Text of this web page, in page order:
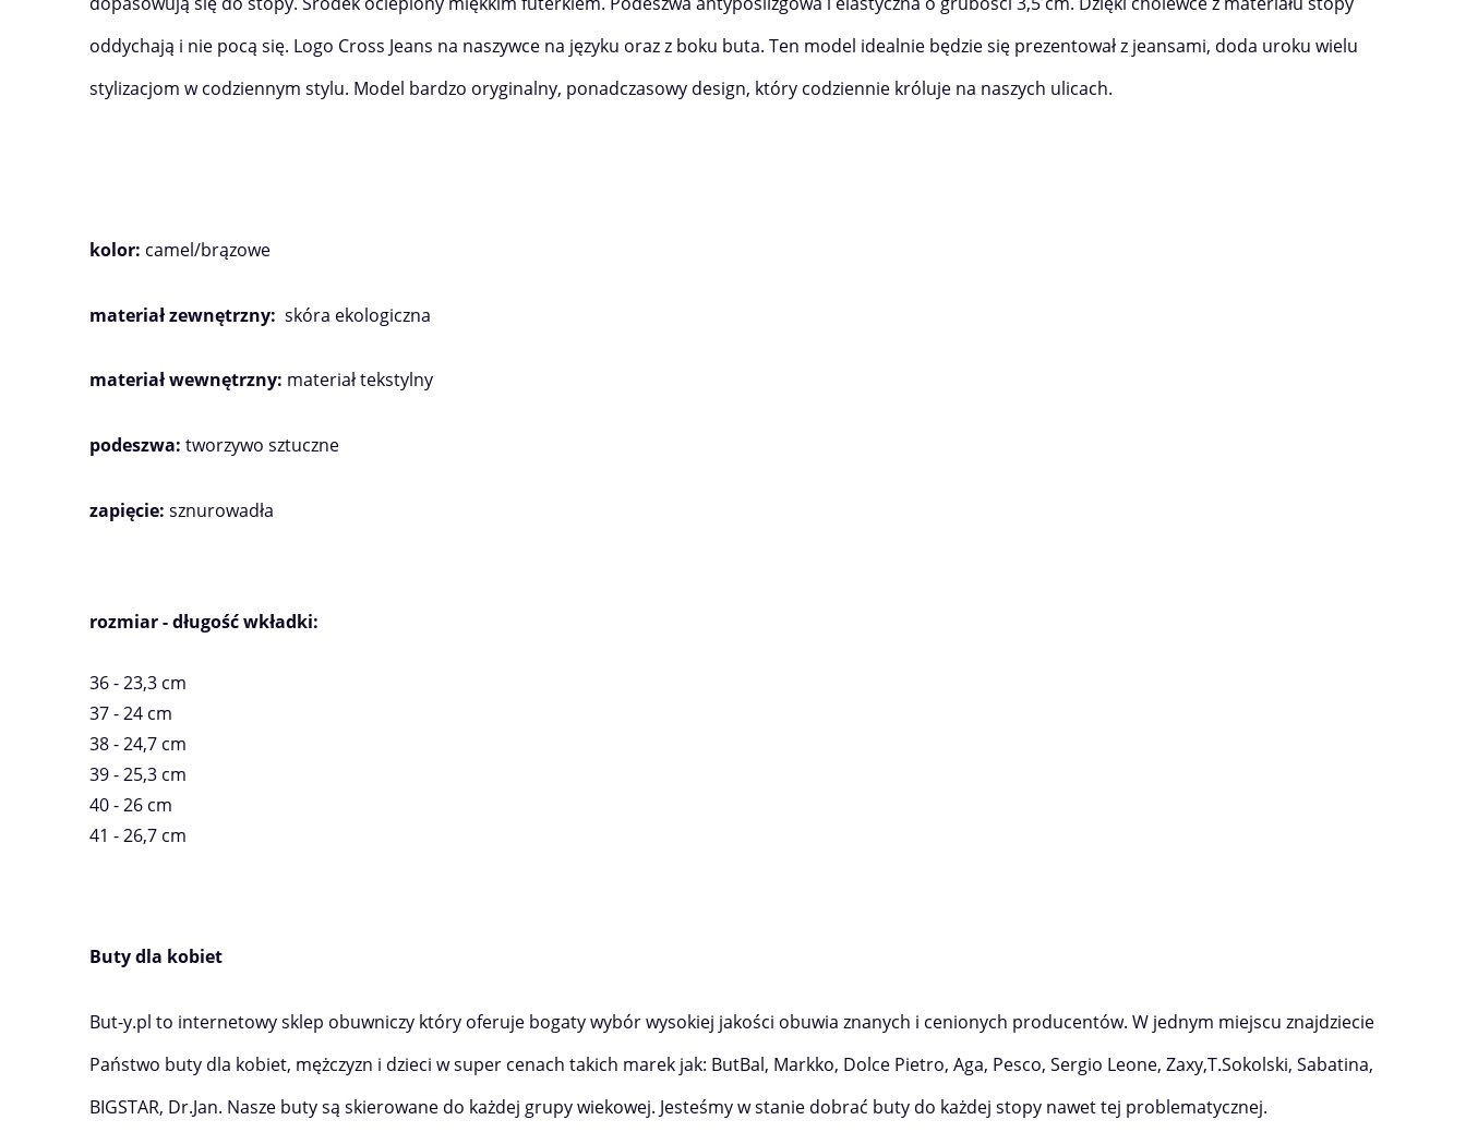
oddychają i nie pocą się. Logo Cross Jeans na naszywce na języku oraz z boku buta. Ten model idealnie będzie się prezentował z jeansami, doda uroku wielu
stylizacjom w codziennym stylu. Model bardzo oryginalny, ponadczasowy design, który codziennie króluje na naszych ulicach.
kolor: camel/brązowe
materiał zewnętrzny: skóra ekologiczna
materiał wewnętrzny: materiał tekstylny
podeszwa: tworzywo sztuczne
zapięcie: sznurowadła
rozmiar - długość wkładki:
36 - 23,3 cm
37 - 24 cm
38 - 24,7 cm
39 - 25,3 cm
40 - 26 cm
41 - 26,7 cm
Buty dla kobiet
But-y.pl to internetowy sklep obuwniczy który oferuje bogaty wybór wysokiej jakości obuwia znanych i cenionych producentów. W jednym miejscu znajdziecie
Państwo buty dla kobiet, mężczyzn i dzieci w super cenach takich marek jak: ButBal, Markko, Dolce Pietro, Aga, Pesco, Sergio Leone, Zaxy,T.Sokolski, Sabatina,
BIGSTAR, Dr.Jan. Nasze buty są skierowane do każdej grupy wiekowej. Jesteśmy w stanie dobrać buty do każdej stopy nawet tej problematycznej.